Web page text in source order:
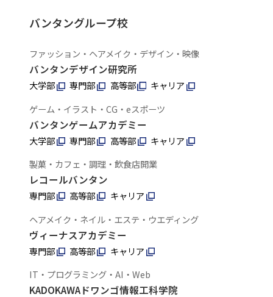
バンタングループ校
ファッション・ヘアメイク・デザイン・映像
バンタンデザイン研究所
大学部 専門部 高等部
キャリア
ゲーム・イラスト・CG・eスポーツ
バンタンゲームアカデミー
大学部 専門部 高等部
キャリア
製菓・カフェ・調理・飲食店開業
レコールバンタン
専門部 高等部
キャリア
ヘアメイク・ネイル・エステ・ウエディング
ヴィーナスアカデミー
専門部 高等部
キャリア
IT・プログラミング・AI・Web
KADOKAWAドワンゴ情報工科学院